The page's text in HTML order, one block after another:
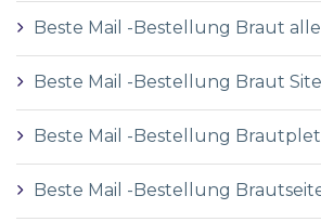
Beste Mail -Bestellung Braut
Beste Mail -Bestellung Braut
Beste Mail -Bestellung
Beste Mail -Bestellung